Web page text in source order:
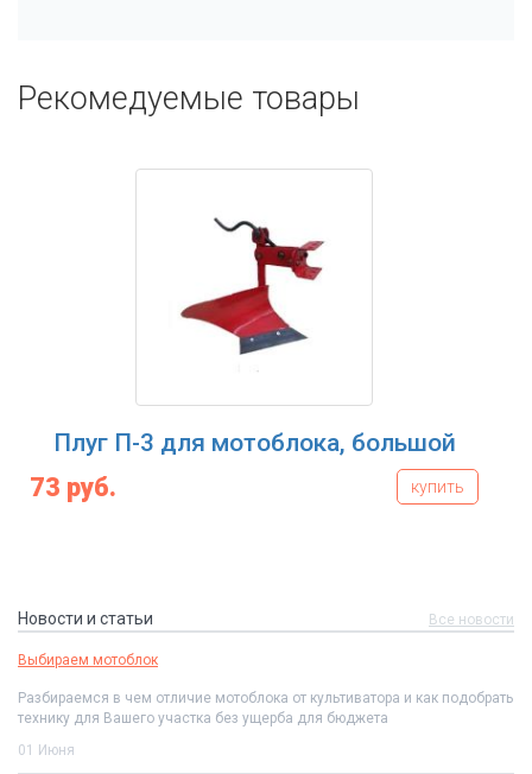
Рекомедуемые товары
большой
купить
Сцепка СУ-3 для
Новости и статьи Все новости
Выбираем мотоблок
Разбираемся в чем отличие мотоблока от культиватора и как подобрать
технику для Вашего участка без ущерба для бюджета
01 Июня